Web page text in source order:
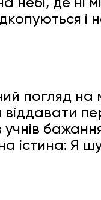
де ні
погляд на
віддавати
істина: Я